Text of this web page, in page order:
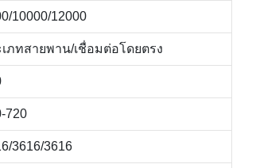
10000/12000
ภทสายพาน/เชื่อมต่อโดยตรง
720
3616/3616